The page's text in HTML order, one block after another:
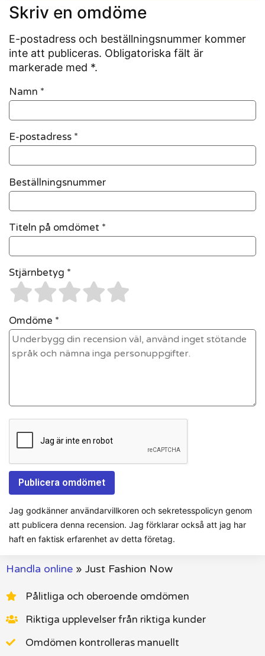
Skriv en omdöme
E-postadress och beställningsnummer kommer
inte att publiceras. Obligatoriska fält är
markerade med *.
Namn *
E-postadress *
Beställningsnummer
Titeln på omdömet *
Stjärnbetyg *
Omdöme *
Jag godkänner användarvillkoren och sekretesspolicyn genom
att publicera denna recension. Jag förklarar också att jag har
haft en faktisk erfarenhet av detta företag.
Handla online » Just Fashion Now
Pålitliga och oberoende omdömen
Riktiga upplevelser från riktiga kunder
Omdömen kontrolleras manuellt